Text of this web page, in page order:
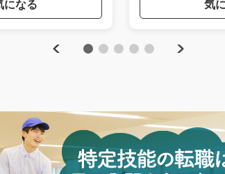
Previous
になる 気
Next